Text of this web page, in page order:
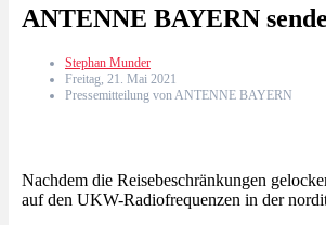
ANTENNE BAYERN
Stephan Munder
Freitag, 21. Mai 2021
Pressemitteilung von ANTENNE BAYERN
Nachdem die Reisebeschränkungen
auf den UKW-Radiofrequenzen in der